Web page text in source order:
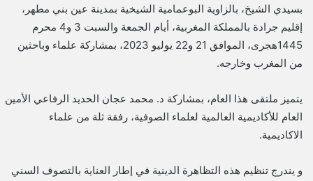
بسيدي الشيخ، بالزاوية البوعمامية الشيخية بمدينة عين بني مطهر،
إقليم جرادة بالمملكة المغربية، أيام الجمعة والسبت 3 و4 محرم
1445هجرى، الموافق 21 و22 يوليو 2023، بمشاركة علماء وباحثين
من المغرب وخارجه.
يتميز ملتقى هذا العام، بمشاركة د. محمد عجان الحديد الرفاعي الأمين
العام للأكاديمية العالمية لعلماء الصوفية، رفقة ثلة من علماء
الاكاديمية.
و يندرج تنظيم هذه التظاهرة الدينية في إطار العناية بالتصوف السني